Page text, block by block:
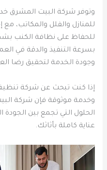
وتوفر شركة البيت المشرق
للمنازل والفلل والمكاتب، مع
للحفاظ على نظافة الكنب
بسرعة التنفيذ والدقة في
وجودة الخدمة لتحقيق رضا
إذا كنت تبحث عن شركة
وخدمة موثوقة فإن شركة
الحلول التي تجمع بين
عناية كاملة بأثاثك.